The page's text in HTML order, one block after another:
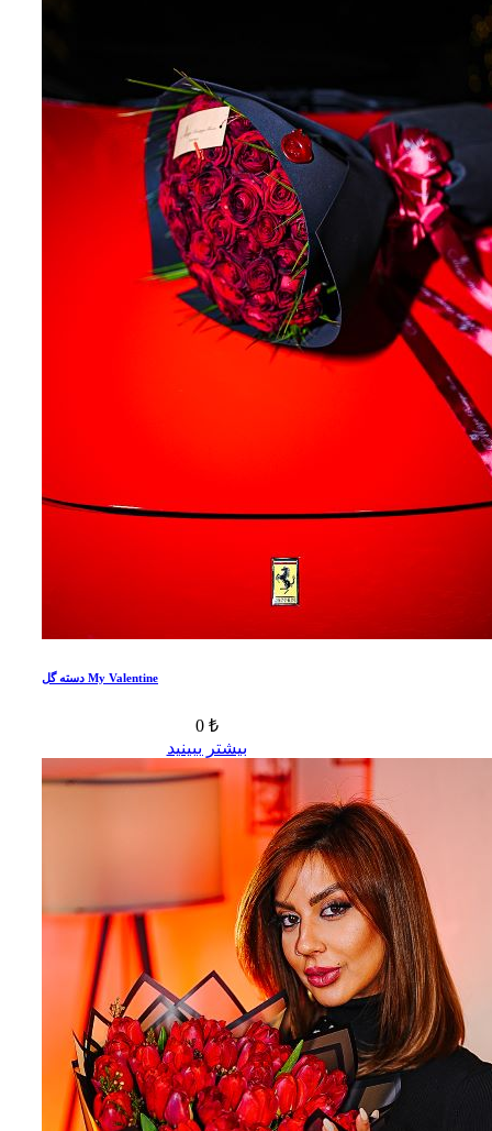
دسته گل My Valentine
0 ₺
بیشتر ببینید